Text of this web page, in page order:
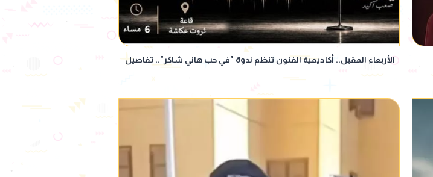
الأربعاء المقبل.. أكاديمية الفنون تنظم ندوة "في حب هاني شاكر".. تفاصيل